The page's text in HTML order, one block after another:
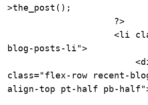
>the_post();
<li
blog-posts-li">
<
class= "flex-row recent-
align-top pt-half pb-half"